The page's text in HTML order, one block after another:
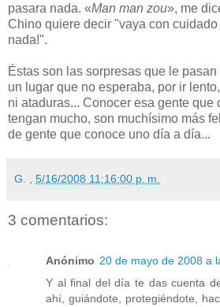
pasara nada. «Man man zou», me
Chino quiere decir "vaya con
nada!".
Éstas son las sorpresas que le
un lugar que no esperaba, por ir
ni ataduras... Conocer esa gente que
tengan mucho, son muchísimo más
de gente que conoce uno día a día...
G. 5/16/2008 11:16:00 p. m.
3 comentarios:
Anónimo 20 de mayo de 2008 a
Y al final del día te das cuenta
ahí, guiándote, protegiéndote,